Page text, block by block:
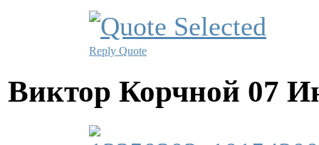
Reply Quote
Виктор Корчной 07